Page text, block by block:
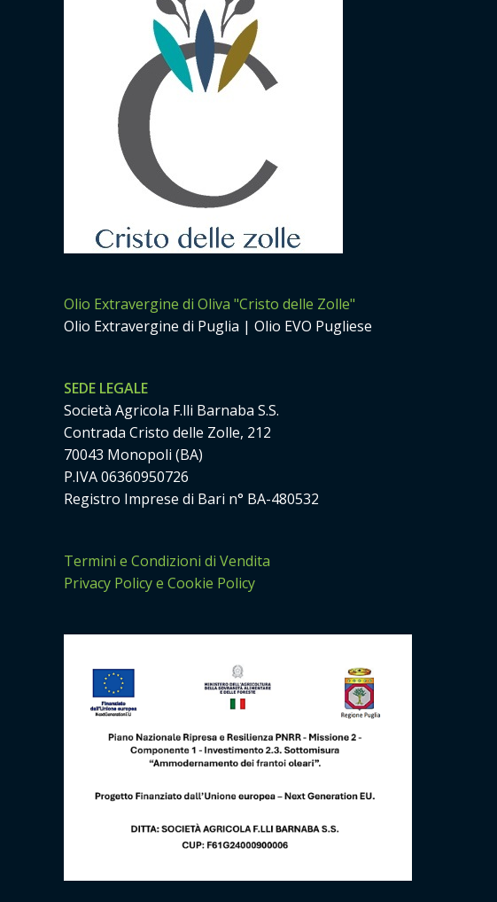
Olio Extravergine di Oliva "Cristo delle Zolle"
Olio Extravergine di Puglia | Olio EVO Pugliese
SEDE LEGALE
Società Agricola F.lli Barnaba S.S.
Contrada Cristo delle Zolle, 212
70043 Monopoli (BA)
P.IVA 06360950726
Registro Imprese di Bari n° BA-480532
Termini e Condizioni di Vendita
Privacy Policy e Cookie Policy